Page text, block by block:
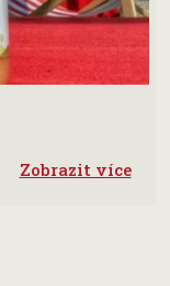
Zobrazit více